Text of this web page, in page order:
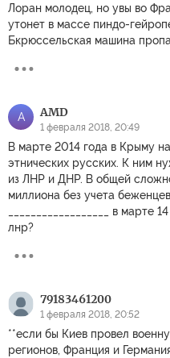
Лоран молодец, но увы во
утонет в массе пиндо-
Бкрюссельская машина
A AMD
1 февраля 2018, 20:49
В марте 2014 года в Крыму
этнических русских. К ним
из ЛНР и ДНР. В общей
миллиона без учета
__________________ в
лнр?
79183461200
1 февраля 2018, 20:52
**если бы Киев провел
регионов, Франция и